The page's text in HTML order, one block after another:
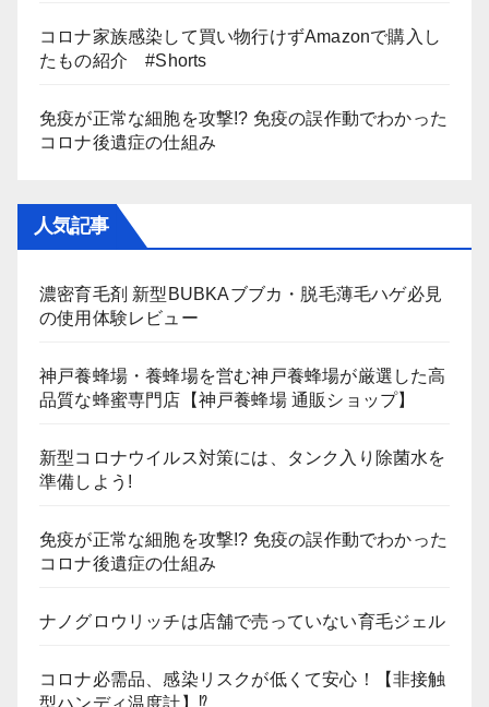
コロナ家族感染して買い物行けずAmazonで購入し
たもの紹介 #Shorts
免疫が正常な細胞を攻撃!? 免疫の誤作動でわかった
コロナ後遺症の仕組み
人気記事
濃密育毛剤 新型BUBKAブブカ・脱毛薄毛ハゲ必見
の使用体験レビュー
神戸養蜂場・養蜂場を営む神戸養蜂場が厳選した高
品質な蜂蜜専門店【神戸養蜂場 通販ショップ】
新型コロナウイルス対策には、タンク入り除菌水を
準備しよう!
免疫が正常な細胞を攻撃!? 免疫の誤作動でわかった
コロナ後遺症の仕組み
ナノグロウリッチは店舗で売っていない育毛ジェル
コロナ必需品、感染リスクが低くて安心！【非接触
型ハンディ温度計】⁉